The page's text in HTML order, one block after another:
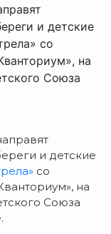
и детские
со
на
Союза
и детские
со
на
Союза